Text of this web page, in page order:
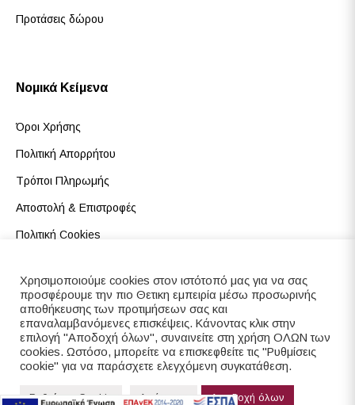
Προτάσεις δώρου
Νομικά Κείμενα
Όροι Χρήσης
Πολιτική Απορρήτου
Τρόποι Πληρωμής
Αποστολή & Επιστροφές
Πολιτική Cookies
Κατάστημα Καλάθι Ταμείο
Χρησιμοποιούμε cookies στον ιστότοπό μας για να σας
προσφέρουμε την πιο Θετικη εμπειρία μέσω προσωρινής
αποθήκευσης των προτιμήσεων σας και
επαναλαμβανόμενες επισκέψεις. Κάνοντας κλικ στην
επιλογή "Αποδοχή όλων", συναινείτε στη χρήση ΟΛΩΝ των
cookies. Ωστόσο, μπορείτε να επισκεφθείτε τις "Ρυθμίσεις
cookie" για να παράσχετε ελεγχόμενη συγκατάθεση.
Ρυθμίσεις Cookie Απόρριψη Αποδοχή όλων